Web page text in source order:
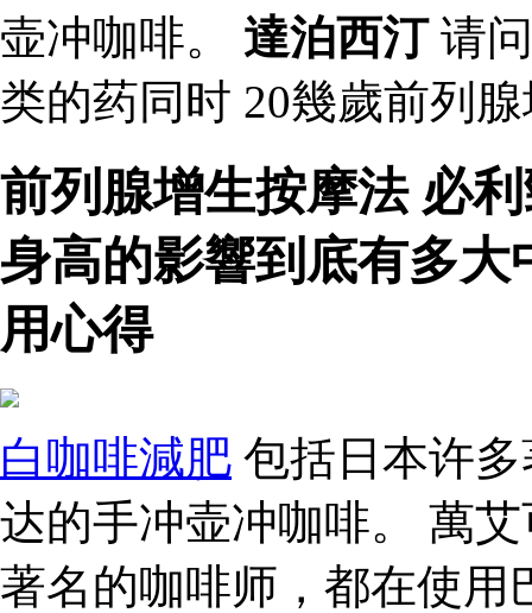
壶冲咖啡。 達泊西汀请
类的药同时 20幾歲前列
前列腺增生按摩法 必
身高的影響到底有多
用心得
白咖啡減肥 包括日本许
达的手冲壶冲咖啡。 萬
著名的咖啡师，都在使用